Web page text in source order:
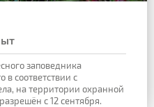
заповедника
соответствии с
на территории охранной
с 12 сентября.